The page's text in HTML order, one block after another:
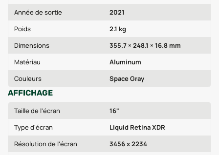
Année de sortie
2021
Poids
2.1 kg
Dimensions
355.7 × 248.1 × 16.8 mm
Matériau
Aluminum
Couleurs
Space Gray
AFFICHAGE
Taille de l'écran
16"
Type d'écran
Liquid Retina XDR
Résolution de l'écran
3456 x 2234